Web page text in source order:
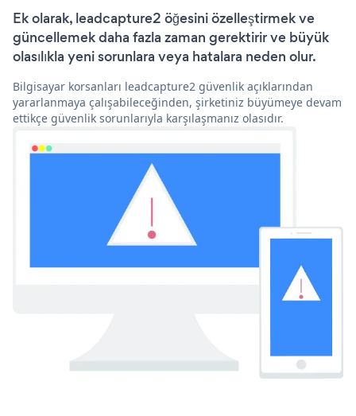
Ek olarak, leadcapture2 öğesini özelleştirmek ve
güncellemek daha fazla zaman gerektirir ve büyük
olasılıkla yeni sorunlara veya hatalara neden olur.
Bilgisayar korsanları leadcapture2 güvenlik açıklarından
yararlanmaya çalışabileceğinden, şirketiniz büyümeye devam
ettikçe güvenlik sorunlarıyla karşılaşmanız olasıdır.